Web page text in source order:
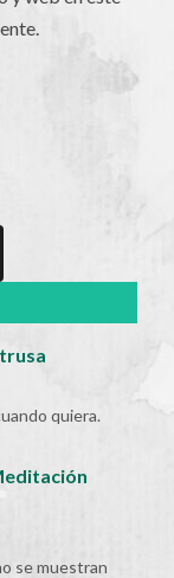
quiera.
se muestran